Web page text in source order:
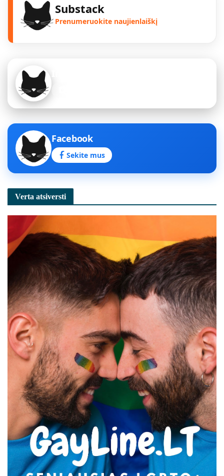
Substack
Prenumeruokite naujienlaiškį
Facebook
Sekite mus
Verta atsiversti